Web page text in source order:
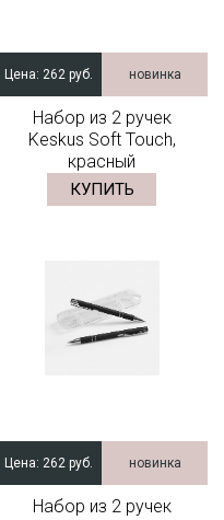
Цена: 262 руб. новинка
Набор из 2 ручек
Keskus Soft Touch,
красный
КУПИТЬ
Цена: 262 руб. новинка
Набор из 2 ручек